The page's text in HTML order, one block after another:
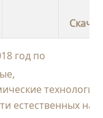
год по
технологии,
естественных